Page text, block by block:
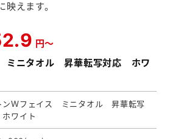
ルティグッズ本舗
えます。
円～
ミニタオル 昇華転写対応 ホワ
ンＷフェイス ミニタオル 昇華転写
ワイト